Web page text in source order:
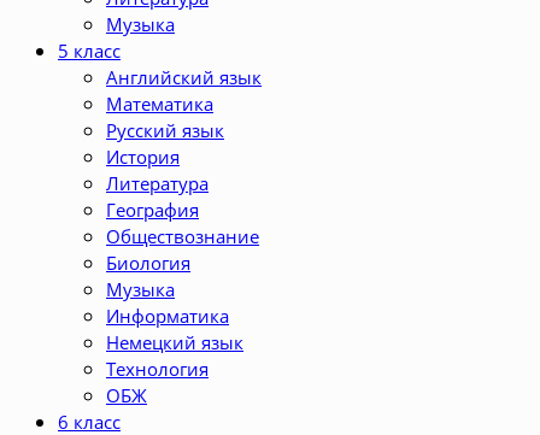
Музыка
5 класс
Английский язык
Математика
Русский язык
История
Литература
География
Обществознание
Биология
Музыка
Информатика
Немецкий язык
Технология
ОБЖ
6 класс